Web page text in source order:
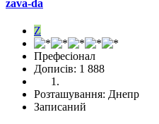
zava-da
Z
Префесіонал
Дописів: 1 888
Розташування: Днепр
Записаний